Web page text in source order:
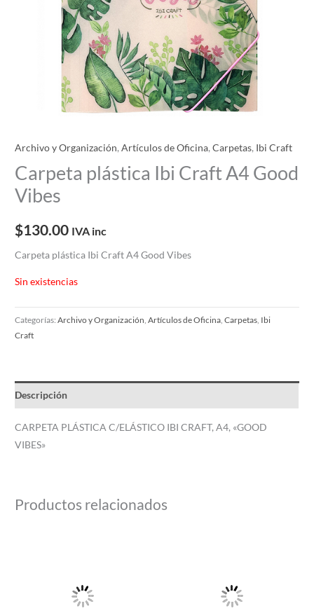
Archivo y Organización,Artículos de Oficina,Carpetas, Ibi Craft
Carpeta plástica Ibi Craft A4 Good
Vibes
$130.00 IVA inc
Carpeta plástica Ibi Craft A4 Good Vibes
Sin existencias
Categorías:Archivo y Organización ,Artículos de Oficina ,Carpetas Ibi
Craft
Descripción
CARPETA PLÁSTICA C/ELÁSTICO IBI CRAFT, A4, «GOOD
VIBES»
Productos relacionados